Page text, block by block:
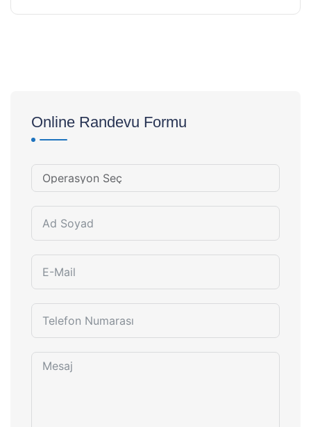
Online Randevu Formu